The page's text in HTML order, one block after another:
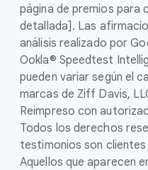
página de premios para
detallada]. Las
análisis realizado por
Ookla® Speedtest
pueden variar según el
marcas de Ziff Davis,
Reimpreso con
Todos los derechos
testimonios son
Aquellos que aparecen